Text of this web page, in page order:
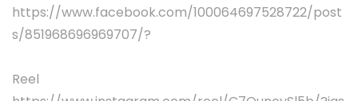
https://www.facebook.com/100064697528722/post
s/851968696969707/?
Reel